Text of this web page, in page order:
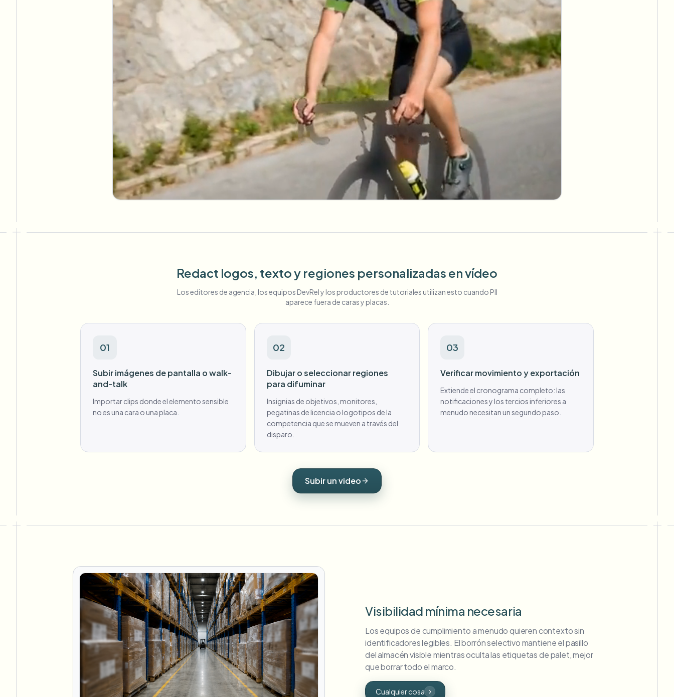
Redact logos, texto y regiones personalizadas en vídeo
Los editores de agencia, los equipos DevRel y los productores de tutoriales utilizan esto cuando PII
aparece fuera de caras y placas.
01
Subir imágenes de pantalla o walk-
and-talk
Importar clips donde el elemento sensible
no es una cara o una placa.
02
Dibujar o seleccionar regiones
para difuminar
Insignias de objetivos, monitores,
pegatinas de licencia o logotipos de la
competencia que se mueven a través del
disparo.
03
Verificar movimiento y exportación
Extiende el cronograma completo: las
notificaciones y los tercios inferiores a
menudo necesitan un segundo paso.
Subir un video
Visibilidad mínima necesaria
Los equipos de cumplimiento a menudo quieren contexto sin
identificadores legibles. El borrón selectivo mantiene el pasillo
del almacén visible mientras oculta las etiquetas de palet, mejor
que borrar todo el marco.
Cualquier cosa